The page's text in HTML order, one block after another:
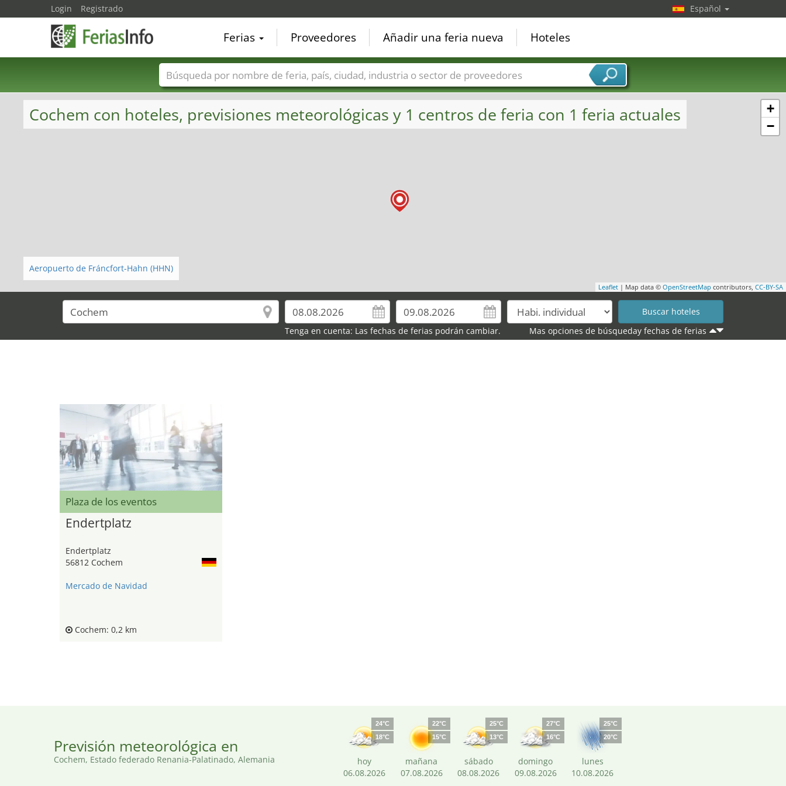
+
−
Leaflet | Map data © OpenStreetMap contributors, CC-BY-SA
Cochem con hoteles, previsiones meteorológicas y 1 centros de feria con 1 feria actuales
Aeropuerto de Fráncfort-Hahn (HHN)
Tenga en cuenta: Las fechas de ferias podrán cambiar. Mas opciones de búsqueday fechas de ferias
Plaza de los eventos
Endertplatz
Endertplatz
56812 Cochem
Mercado de Navidad
Cochem: 0,2 km
Previsión meteorológica en
Cochem, Estado federado Renania-Palatinado, Alemania
24°C
18°C
hoy
06.08.2026
22°C
15°C
mañana
07.08.2026
25°C
13°C
sábado
08.08.2026
27°C
16°C
domingo
09.08.2026
25°C
20°C
lunes
10.08.2026
Login Registrado Español
Ferias Proveedores Añadir una feria nueva Hoteles
Nombres de ferias Países Ciudades Sectores de ferias Sectores de proveedor de servicios